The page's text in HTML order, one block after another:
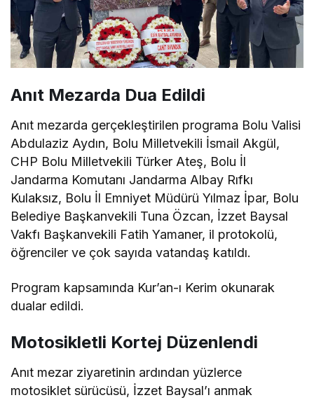
Anıt Mezarda Dua Edildi
Anıt mezarda gerçekleştirilen programa Bolu Valisi
Abdulaziz Aydın, Bolu Milletvekili İsmail Akgül,
CHP Bolu Milletvekili Türker Ateş, Bolu İl
Jandarma Komutanı Jandarma Albay Rıfkı
Kulaksız, Bolu İl Emniyet Müdürü Yılmaz İpar, Bolu
Belediye Başkanvekili Tuna Özcan, İzzet Baysal
Vakfı Başkanvekili Fatih Yamaner, il protokolü,
öğrenciler ve çok sayıda vatandaş katıldı.
Program kapsamında Kur’an-ı Kerim okunarak
dualar edildi.
Motosikletli Kortej Düzenlendi
Anıt mezar ziyaretinin ardından yüzlerce
motosiklet sürücüsü, İzzet Baysal’ı anmak